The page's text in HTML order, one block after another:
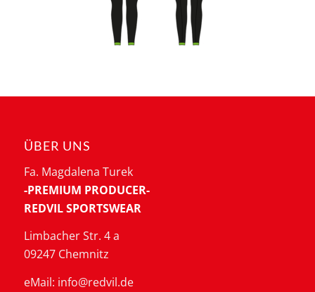
ÜBER UNS
Fa. Magdalena Turek
-PREMIUM PRODUCER-
REDVIL SPORTSWEAR
Limbacher Str. 4 a
09247 Chemnitz
eMail: info@redvil.de